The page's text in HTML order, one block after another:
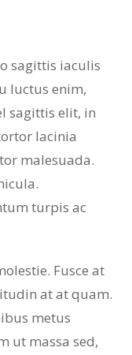
sagittis iaculis
luctus enim,
sagittis elit, in
lacinia
malesuada.
turpis ac
Fusce at
at at quam.
metus
ut massa sed,